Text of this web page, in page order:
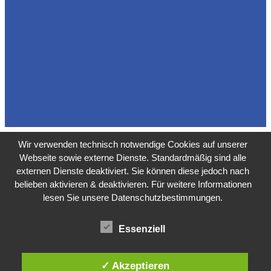
Wir verwenden technisch notwendige Cookies auf unserer
Webseite sowie externe Dienste. Standardmäßig sind alle
externen Dienste deaktiviert. Sie können diese jedoch nach
belieben aktivieren & deaktivieren. Für weitere Informationen
lesen Sie unsere Datenschutzbestimmungen.
Essenziell
✓ Akzeptieren